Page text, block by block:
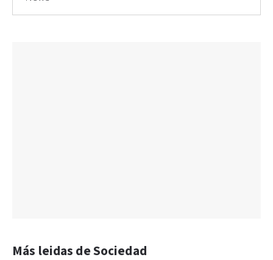
Más leidas de Sociedad